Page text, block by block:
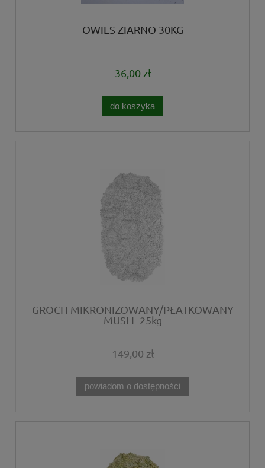
OWIES ZIARNO 30KG
36,00 zł
do koszyka
GROCH MIKRONIZOWANY/PŁATKOWANY
MUSLI -25kg
149,00 zł
powiadom o dostępności